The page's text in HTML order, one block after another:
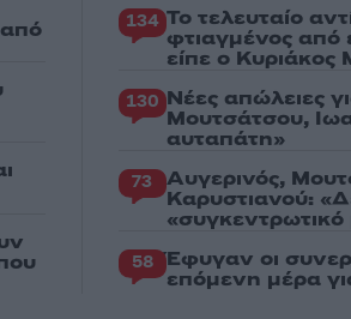
134 Το τελευταίο
φτιαγμένος από
είπε ο Κυριάκος
130 Νέες απώλειες
Μουτσάτσου,
αυταπάτη»
73 Αυγερινός,
Καρυστιανού:
58 Έφυγαν οι
επόμενη μέρα